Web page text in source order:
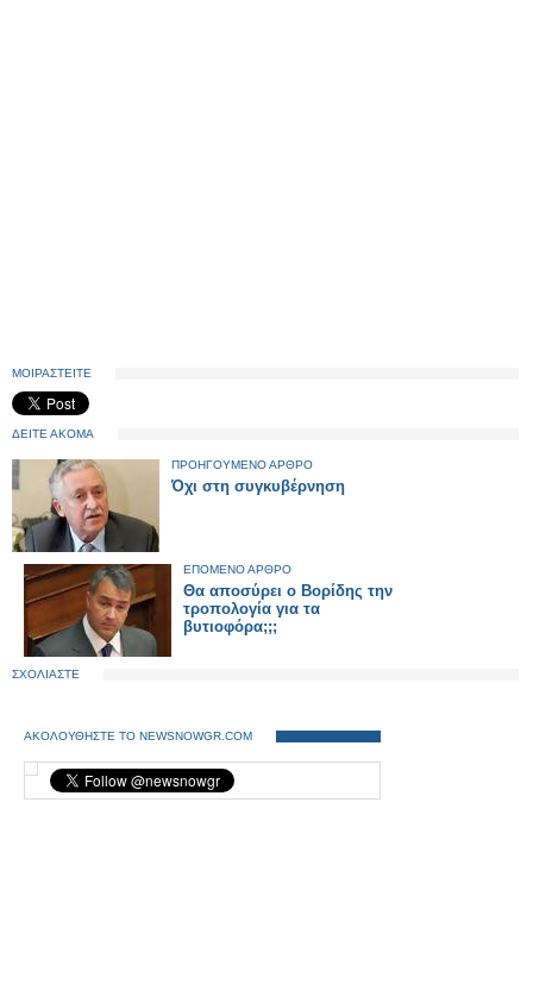
ΜΟΙΡΑΣΤΕΙΤΕ
ΔΕΙΤΕ ΑΚΟΜΑ
ΠΡΟΗΓΟΥΜΕΝΟ ΑΡΘΡΟ
Όχι στη συγκυβέρνηση
ΕΠΟΜΕΝΟ ΑΡΘΡΟ
Θα αποσύρει ο Βορίδης την
τροπολογία για τα
βυτιοφόρα;;;
ΣΧΟΛΙΑΣΤΕ
ΑΚΟΛΟΥΘΗΣΤΕ ΤΟ NEWSNOWGR.COM